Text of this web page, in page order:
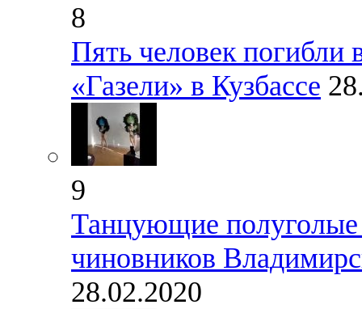
8
Пять человек
«Газели» в Кузбассе
9
Танцующие полуголые
чиновников
28.02.2020